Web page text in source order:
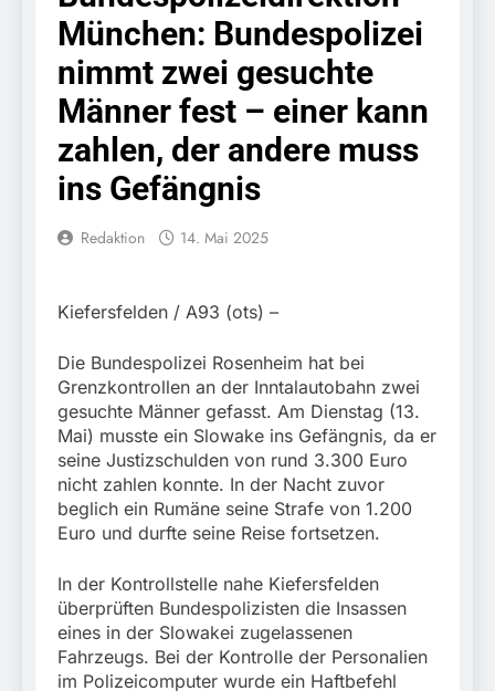
Knopfdruck / Schnelle
Festnahme nach
sexueller Belästigung
Bundespolizeidirektion
München: Bundespolizei
kontrolliert
grenzüberschreitenden
Verkehr / Waffenfund im
Fahrzeug
7. August 2026
Bundespolizeidirektion
München: Schneller
festgenommen als die
Reise nach Ungarn
beendet / Bundespolizei
Ungarn mit
6. August 2026
Bundespolizeidirektion
München: Ausgesetzte
Bamberg aufgefunden –
6. August 2026
erschleicht rund 45.000
Euro Sozialleistungen
Finanzkontrolle
Schwarzarbeit führen zu
rechtskräftiger
Verurteilung wegen
Betrugs
6. August 2026
München: Europaweit
gesuchtes Mitglied einer
kriminellen Vereinigung
geht ins Netz –
Bundespolizei vollstreckt
europäischen
Auslieferungshaftbefehl
6. August 2026
Bundespolizeidirektion
München: Update zu den
Einsatzmaßnahmen der
Bundespolizei in
Saarbrücken
5. August 2026
Bundespolizeidirektion
München:
Beinahekollision an
Bahnübergang in Aubing
wegen gefährlichen
Eingriffs in den
Bahnverkehr
5. August 2026
München: Bundespolizei
nimmt zwei gesuchte
Männer fest – einer kann
zahlen, der andere muss
ins Gefängnis
Redaktion 14. Mai 2025
Kiefersfelden / A93 (ots) –
Die Bundespolizei Rosenheim hat bei
Grenzkontrollen an der Inntalautobahn zwei
gesuchte Männer gefasst. Am Dienstag (13.
Mai) musste ein Slowake ins Gefängnis, da er
seine Justizschulden von rund 3.300 Euro
nicht zahlen konnte. In der Nacht zuvor
beglich ein Rumäne seine Strafe von 1.200
Euro und durfte seine Reise fortsetzen.
In der Kontrollstelle nahe Kiefersfelden
überprüften Bundespolizisten die Insassen
eines in der Slowakei zugelassenen
Fahrzeugs. Bei der Kontrolle der Personalien
im Polizeicomputer wurde ein Haftbefehl